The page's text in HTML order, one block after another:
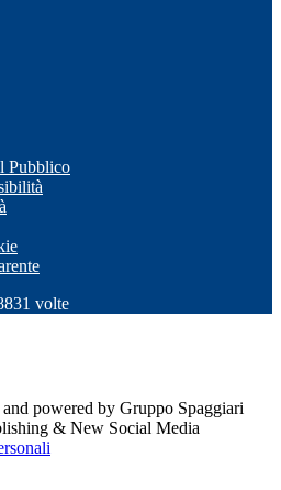
Pubblico
volte
powered by Gruppo Spaggiari
& New Social Media